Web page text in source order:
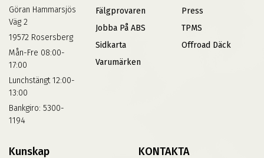
Göran Hammarsjös
Väg 2
19572 Rosersberg
Mån-Fre 08:00-
17:00
Lunchstängt 12:00-
13:00
Bankgiro: 5300-
1194
Fälgprovaren
Jobba På ABS
Sidkarta
Varumärken
Press
TPMS
Offroad Däck
Kunskap KONTAKTA